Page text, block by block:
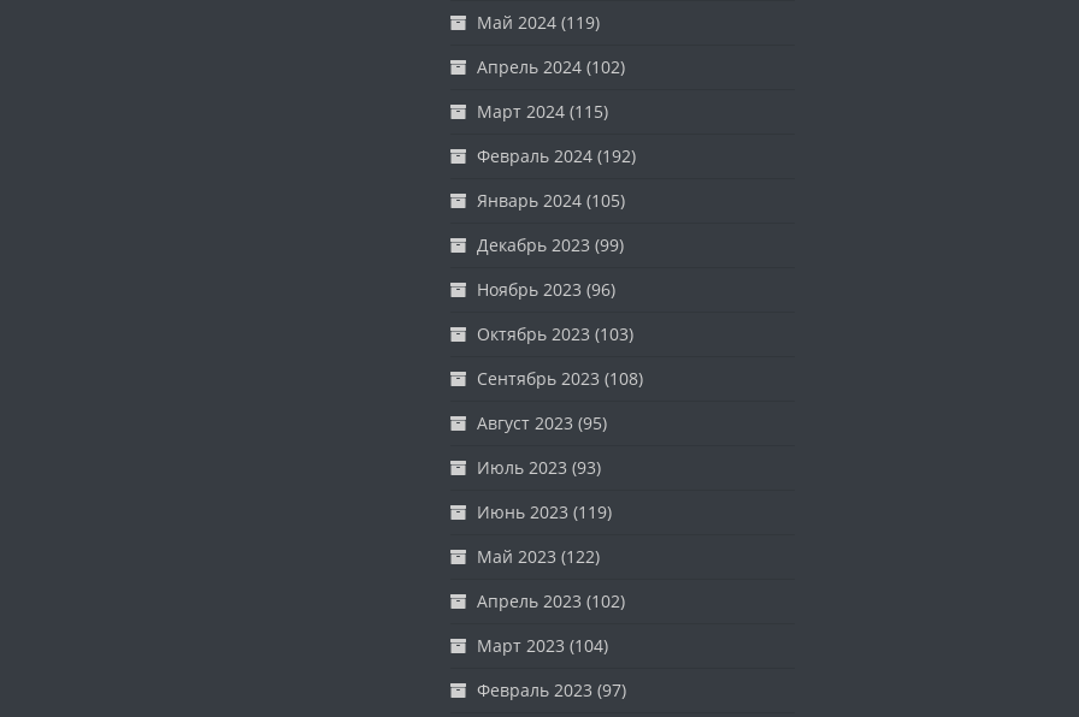
Май 2024(119)
Апрель 2024(102)
Март 2024(115)
Февраль 2024(192)
Январь 2024(105)
Декабрь 2023 (99)
Ноябрь 2023 (96)
Октябрь 2023 (103)
Сентябрь 2023 (108)
Август 2023 (95)
Июль 2023 (93)
Июнь 2023 (119)
Май 2023 (122)
Апрель 2023 (102)
Март 2023 (104)
Февраль 2023 (97)